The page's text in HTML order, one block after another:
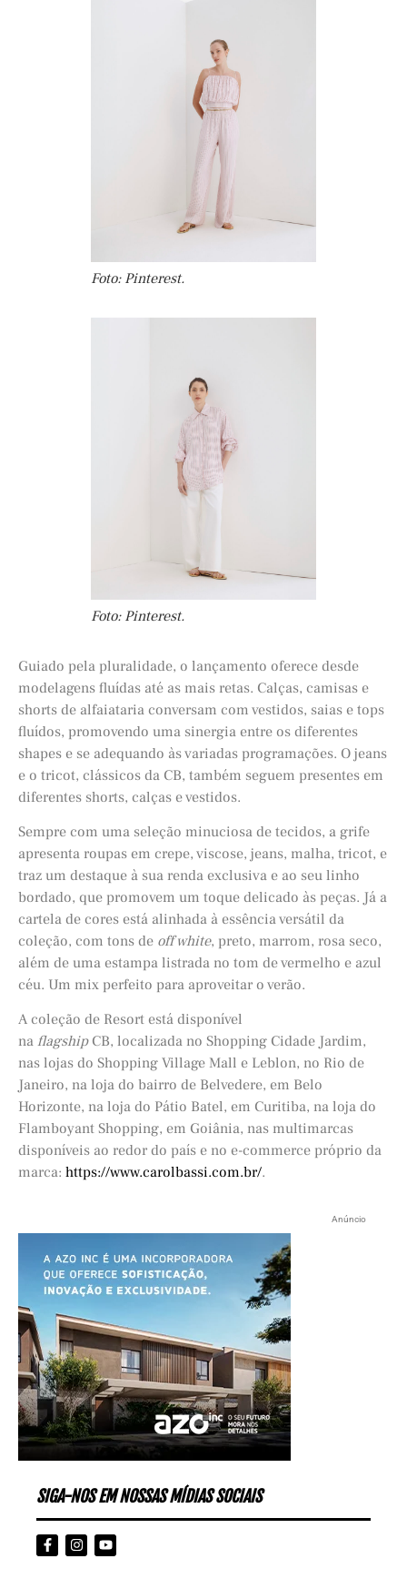
Foto: Pinterest.
Foto: Pinterest.
Guiado pela pluralidade, o lançamento oferece desde
modelagens fluídas até as mais retas. Calças, camisas e
shorts de alfaiataria conversam com vestidos, saias e tops
fluídos, promovendo uma sinergia entre os diferentes
shapes e se adequando às variadas programações. O jeans
e o tricot, clássicos da CB, também seguem presentes em
diferentes shorts, calças e vestidos.
Sempre com uma seleção minuciosa de tecidos, a grife
apresenta roupas em crepe, viscose, jeans, malha, tricot, e
traz um destaque à sua renda exclusiva e ao seu linho
bordado, que promovem um toque delicado às peças. Já a
cartela de cores está alinhada à essência versátil da
coleção, com tons de off white, preto, marrom, rosa seco,
além de uma estampa listrada no tom de vermelho e azul
céu. Um mix perfeito para aproveitar o verão.
A coleção de Resort está disponível
na flagshipCB, localizada no Shopping Cidade Jardim,
nas lojas do Shopping Village Mall e Leblon, no Rio de
Janeiro, na loja do bairro de Belvedere, em Belo
Horizonte, na loja do Pátio Batel, em Curitiba, na loja do
Flamboyant Shopping, em Goiânia, nas multimarcas
disponíveis ao redor do país e no e-commerce próprio da
marca: https://www.carolbassi.com.br/.
Anúncio
SIGA-NOS EM NOSSAS MÍDIAS SOCIAIS